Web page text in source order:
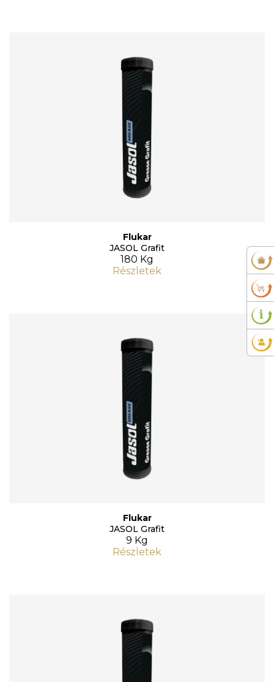
Flukar
JASOL Grafit
180 Kg
Részletek
Flukar
JASOL Grafit
9 Kg
Részletek